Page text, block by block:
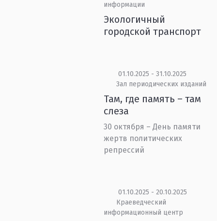
информации
Экологичный
городской транспорт
01.10.2025 - 31.10.2025
Зал периодических изданий
Там, где память – там
слеза
30 октября – День памяти
жертв политических
репрессий
01.10.2025 - 20.10.2025
Краеведческий
информационный центр